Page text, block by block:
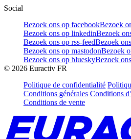
Social
Bezoek ons op facebookBezoek
Bezoek ons op linkedinBezoek
Bezoek ons op rss-feedBezoek
Bezoek ons op mastodonBezoek
Bezoek ons op blueskyBezoek
© 2026 Euractiv FR
Politique de confidentialité
Conditions générales Conditions
Conditions de vente